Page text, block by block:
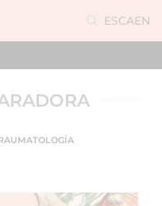
ESCAEN